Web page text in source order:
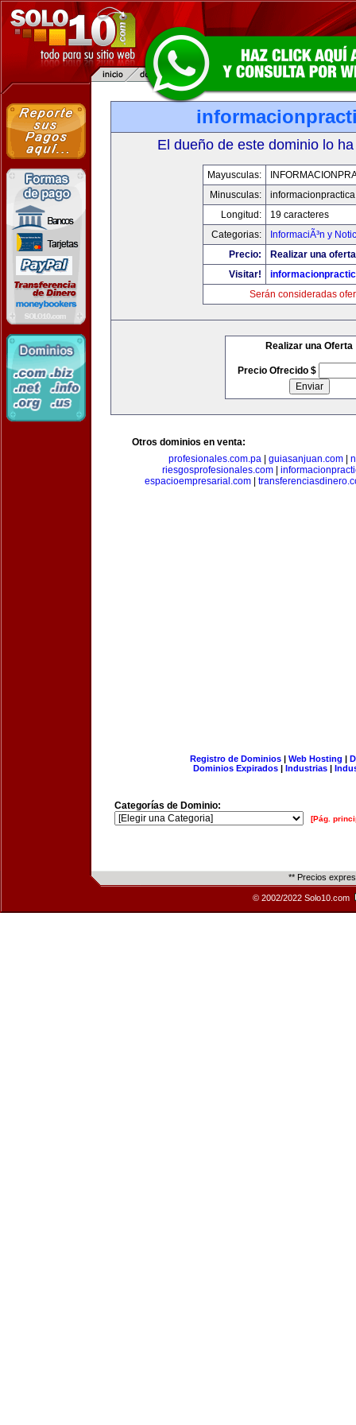
El dueño de este dominio lo
Mayusculas:
Minusculas:
Longitud:
19 caracteres
Categorias:
InformaciÃ³n y
Precio:
Realizar una
Visitar!
Serán consideradas
Realizar una Oferta
Precio Ofrecido $
Otros dominios en venta:
profesionales.com.pa
guiasanjuan.com
riesgosprofesionales.com
espacioempresarial.com
Registro de Dominios| Web Hosting |
Dominios Expirados | Industrias |
Categorías de Dominio:
[Pág.
** Precios
© 2002/2022 Solo10.com